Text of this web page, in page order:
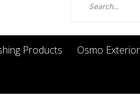
Products Osmo